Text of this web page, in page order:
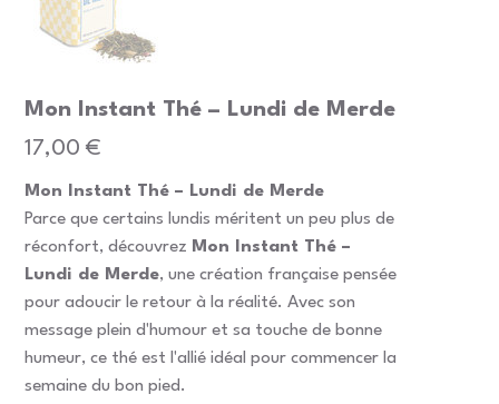
Mon Instant Thé – Lundi de Merde
Prix
17,00 €
Mon Instant Thé – Lundi de Merde
Parce que certains lundis méritent un peu plus de
réconfort, découvrez Mon Instant Thé –
Lundi de Merde, une création française pensée
pour adoucir le retour à la réalité. Avec son
message plein d'humour et sa touche de bonne
humeur, ce thé est l'allié idéal pour commencer la
semaine du bon pied.